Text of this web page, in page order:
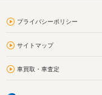
プライバシーポリシー
サイトマップ
車買取・車査定